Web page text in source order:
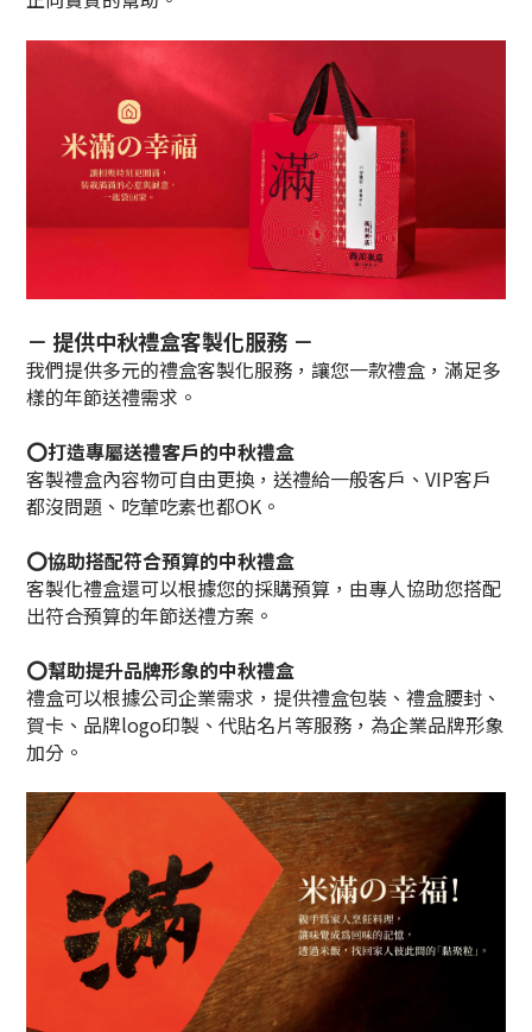
－ 提供中秋禮盒客製化服務 －
我們提供多元的禮盒客製化服務，讓您一款禮盒，滿足多
樣的年節送禮需求。
⭕打造專屬送禮客戶的中秋禮盒
客製禮盒內容物可自由更換，送禮給一般客戶、VIP客戶
都沒問題、吃葷吃素也都OK。
⭕協助搭配符合預算的中秋禮盒
客製化禮盒還可以根據您的採購預算，由專人協助您搭配
出符合預算的年節送禮方案。
⭕幫助提升品牌形象的中秋禮盒
禮盒可以根據公司企業需求，提供禮盒包裝、禮盒腰封、
賀卡、品牌logo印製、代貼名片等服務，為企業品牌形象
加分。